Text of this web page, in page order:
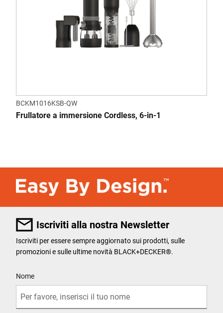
BCKM1016KSB-QW
Frullatore a immersione Cordless, 6-in-1
Iscriviti alla nostra Newsletter
Iscriviti per essere sempre aggiornato sui prodotti, sulle
promozioni e sulle ultime novità BLACK+DECKER®.
Nome